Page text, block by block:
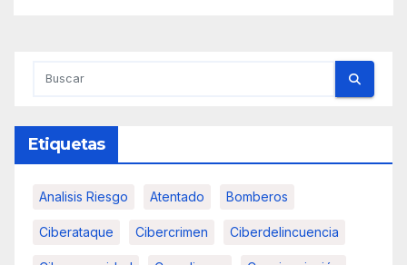
Etiquetas
Analisis Riesgo Atentado Bomberos
Ciberataque Cibercrimen Ciberdelincuencia